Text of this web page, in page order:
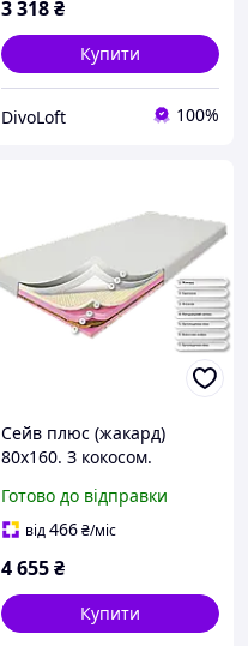
3 318₴
Купити
DivoLoft 100%
Сейв плюс (жакард)
80х160. З кокосом.
безпружинний матрац
дитячий підлітковий від
Готово до відправки
від466₴/міс
4 655₴
Купити